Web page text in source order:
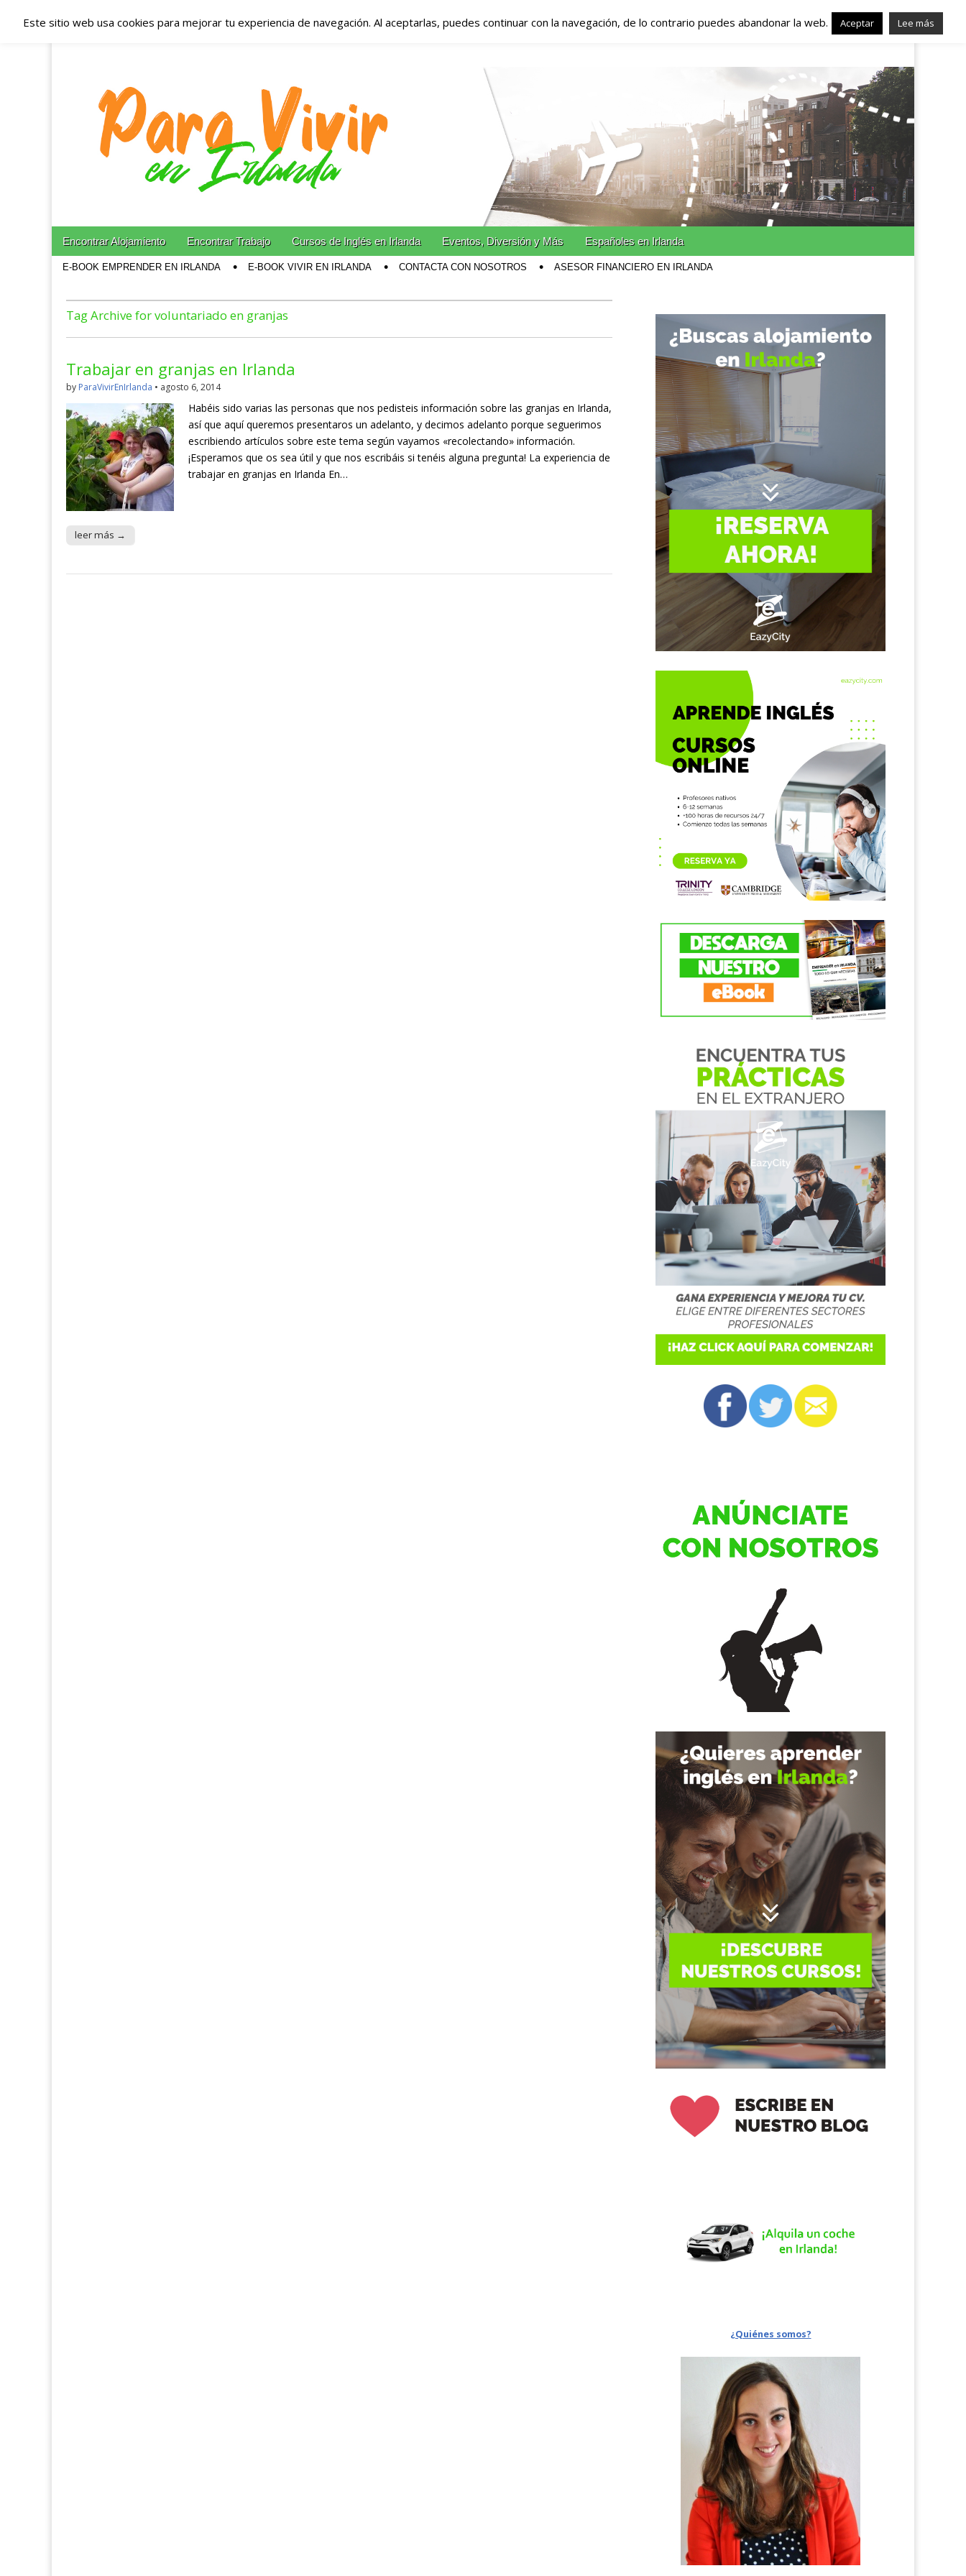
Españoles en Irlanda – Vivir en Irlanda – Trabajo en
Irlanda – Alojamiento en Irlanda
Blog dedicado a los que viven, estudian y trabajan en Irlanda!
Main menu
Skip to content
Encontrar Alojamiento Encontrar Trabajo Cursos de Inglés en Irlanda Eventos, Diversión y Más Españoles en Irlanda
E-BOOK EMPRENDER EN IRLANDA E-BOOK VIVIR EN IRLANDA CONTACTA CON NOSOTROS ASESOR FINANCIERO EN IRLANDA
Tag Archive for voluntariado en granjas
Trabajar en granjas en Irlanda
by ParaVivirEnIrlanda • agosto 6, 2014
Habéis sido varias las personas que nos pedisteis información sobre las granjas en Irlanda,
así que aquí queremos presentaros un adelanto, y decimos adelanto porque seguerimos
escribiendo artículos sobre este tema según vayamos «recolectando» información.
¡Esperamos que os sea útil y que nos escribáis si tenéis alguna pregunta! La experiencia de
trabajar en granjas en Irlanda En…
leer más →
¿Quiénes somos?
Este sitio web usa cookies para mejorar tu experiencia de navegación. Al aceptarlas, puedes continuar con la navegación, de lo contrario puedes abandonar la web. Aceptar Lee más